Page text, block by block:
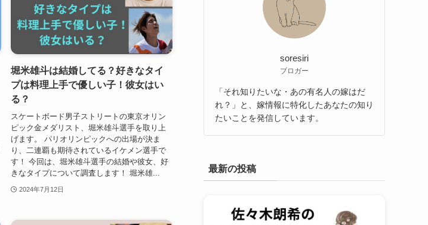
堀米雄斗は結婚してる？好きなタイ
プは料理上手で優しい子！彼女はい
る？
スケートボード男子ストリートの東京オリン
ピック金メダリスト、堀米雄斗選手を取り上
げます。 パリオリンピックへの出場が決ま
り、二連覇も期待されているイケメン選手で
す！ 今回は、堀米雄斗選手の結婚や彼女、好
きなタイプについて調査します！ 堀米雄...
2024年7月12日
soresiri
ブロガー
「それ知りたいな・あの有名人の嫁はだ
れ？」と、嫁情報に特化したあなたの知り
たいことを発信しています。
最新の投稿